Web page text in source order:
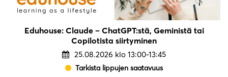
Eduhouse: Claude – ChatGPT:stä, Geministä tai
Copilotista siirtyminen
25.08.2026 klo 13:00-13:45
Tarkista lippujen saatavuus